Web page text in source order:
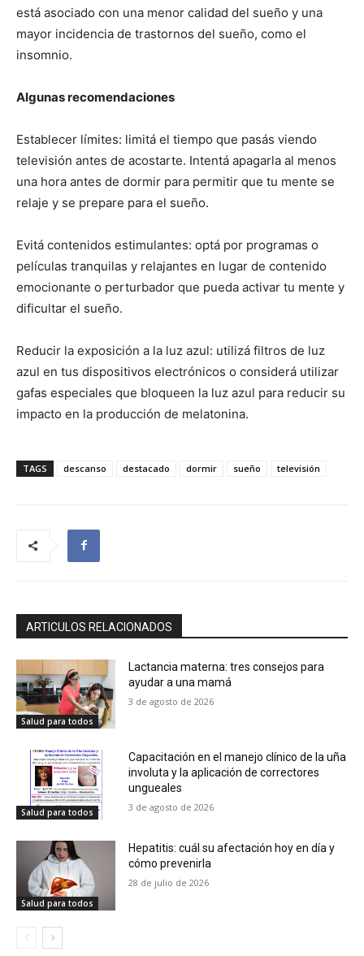
está asociado con una menor calidad del sueño y una
mayor incidencia de trastornos del sueño, como el
insomnio.
Algunas recomendaciones
Establecer límites: limitá el tiempo que pasás viendo
televisión antes de acostarte. Intentá apagarla al menos
una hora antes de dormir para permitir que tu mente se
relaje y se prepare para el sueño.
Evitá contenidos estimulantes: optá por programas o
películas tranquilas y relajantes en lugar de contenido
emocionante o perturbador que pueda activar tu mente y
dificultar el sueño.
Reducir la exposición a la luz azul: utilizá filtros de luz
azul en tus dispositivos electrónicos o considerá utilizar
gafas especiales que bloqueen la luz azul para reducir su
impacto en la producción de melatonina.
TAGS descanso destacado dormir sueño televisión
ARTICULOS RELACIONADOS
Salud para todos
Lactancia materna: tres consejos para
ayudar a una mamá
3 de agosto de 2026
Salud para todos
Capacitación en el manejo clínico de la uña
involuta y la aplicación de correctores
ungueales
3 de agosto de 2026
Salud para todos
Hepatitis: cuál su afectación hoy en día y
cómo prevenirla
28 de julio de 2026